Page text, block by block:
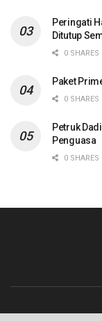
Peringati
Ditutup
0 SHARES
Paket
0 SHARES
Petruk
Penguasa
0 SHARES